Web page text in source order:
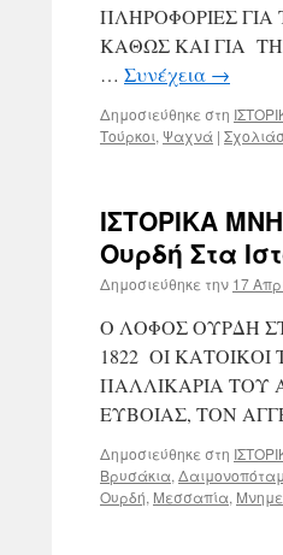
ΠΛΗΡΟΦΟΡΙΕΣ
ΚΑΘΩΣ ΚΑΙ ΓΙΑ
… Συνέχεια →
Δημοσιεύθηκε στη
Τούρκοι, Ψαχνά |
ΙΣΤΟΡΙΚΑ
Ουρδή Στα
Δημοσιεύθηκε την 17
Ο ΛΟΦΟΣ ΟΥΡΔΗ
1822 ΟΙ
ΠΑΛΛΙΚΑΡΙΑ ΤΟΥ
ΕΥΒΟΙΑΣ, ΤΟΝ
Δημοσιεύθηκε στη
Βρυσάκια,
Ουρδή, Μεσσαπία,